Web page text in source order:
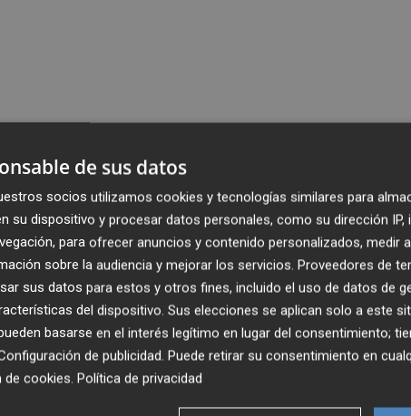
de sus datos
socios utilizamos cookies y tecnologías similares para
su dispositivo y procesar datos personales, como su dirección IP,
para ofrecer anuncios y contenido personalizados, medir
sobre la audiencia y mejorar los servicios. Proveedores de
sus datos para estos y otros fines, incluido el uso de datos de
del dispositivo. Sus elecciones se aplican solo a este
basarse en el interés legítimo en lugar del consentimiento;
de publicidad. Puede retirar su consentimiento en
de cookies. Política de privacidad